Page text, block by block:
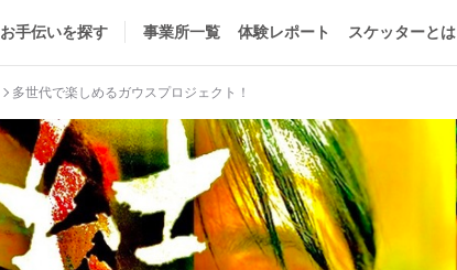
お手伝いを探す 事業所一覧 体験レポート スケッターとは
多世代で楽しめるガウスプロジェクト！